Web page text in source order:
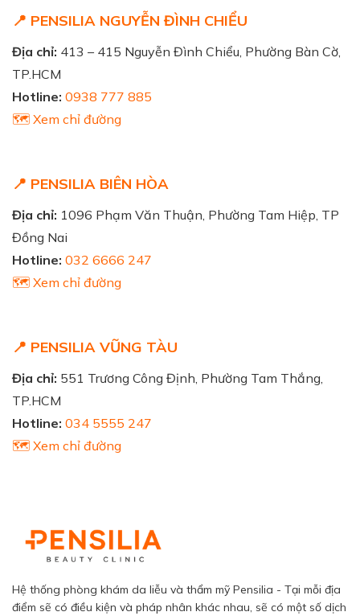
📍 PENSILIA NGUYỄN ĐÌNH CHIỂU
Địa chỉ: 413 – 415 Nguyễn Đình Chiểu, Phường Bàn Cờ,
TP.HCM
Hotline: 0938 777 885
🗺️ Xem chỉ đường
📍 PENSILIA BIÊN HÒA
Địa chỉ: 1096 Phạm Văn Thuận, Phường Tam Hiệp, TP
Đồng Nai
Hotline: 032 6666 247
🗺️ Xem chỉ đường
📍 PENSILIA VŨNG TÀU
Địa chỉ: 551 Trương Công Định, Phường Tam Thắng,
TP.HCM
Hotline: 034 5555 247
🗺️ Xem chỉ đường
Hệ thống phòng khám da liễu và thẩm mỹ Pensilia - Tại mỗi địa
điểm sẽ có điều kiện và pháp nhân khác nhau, sẽ có một số dịch